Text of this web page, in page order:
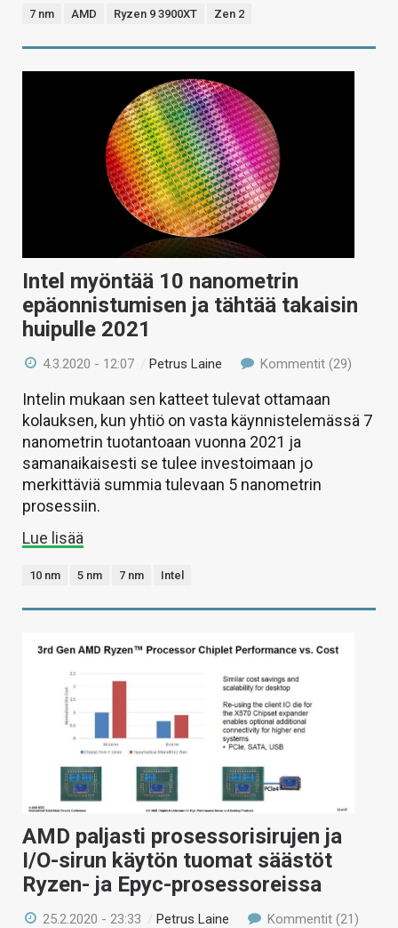
7 nm AMD Ryzen 9 3900XT Zen 2
Intel myöntää 10 nanometrin
epäonnistumisen ja tähtää takaisin
huipulle 2021
4.3.2020 - 12:07 /Petrus Laine Kommentit (29)
Intelin mukaan sen katteet tulevat ottamaan
kolauksen, kun yhtiö on vasta käynnistelemässä 7
nanometrin tuotantoaan vuonna 2021 ja
samanaikaisesti se tulee investoimaan jo
merkittäviä summia tulevaan 5 nanometrin
prosessiin.
Lue lisää
10 nm 5 nm 7 nm Intel
AMD paljasti prosessorisirujen ja
I/O-sirun käytön tuomat säästöt
Ryzen- ja Epyc-prosessoreissa
25.2.2020 - 23:33 /Petrus Laine Kommentit (21)